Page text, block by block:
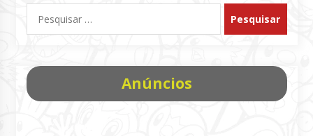
por:
Anúncios